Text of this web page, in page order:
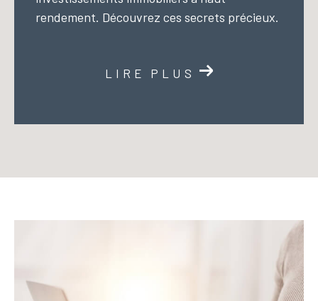
rendement. Découvrez ces secrets précieux.
LIRE PLUS